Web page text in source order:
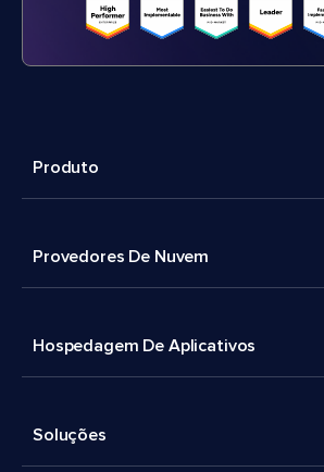
Produto
Provedores De Nuvem
Hospedagem De Aplicativos
Soluções